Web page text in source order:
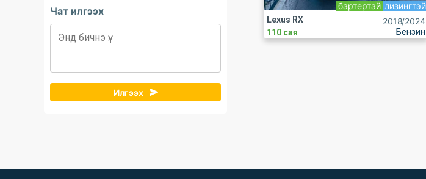
Чат илгээх
Илгээх
2018/2024
Бензин
лизингтэй
бартертай
Lexus RX
110 сая